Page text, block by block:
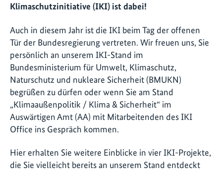
Klimaschutzinitiative (IKI) ist dabei!
Auch in diesem Jahr ist die IKI beim Tag der offenen
Tür der Bundesregierung vertreten. Wir freuen uns, Sie
persönlich an unserem IKI-Stand im
Bundesministerium für Umwelt, Klimaschutz,
Naturschutz und nukleare Sicherheit (BMUKN)
begrüßen zu dürfen oder wenn Sie am Stand
„Klimaaußenpolitik / Klima & Sicherheit“ im
Auswärtigen Amt (AA) mit Mitarbeitenden des IKI
Office ins Gespräch kommen.
Hier erhalten Sie weitere Einblicke in vier IKI-Projekte,
die Sie vielleicht bereits an unserem Stand entdeckt